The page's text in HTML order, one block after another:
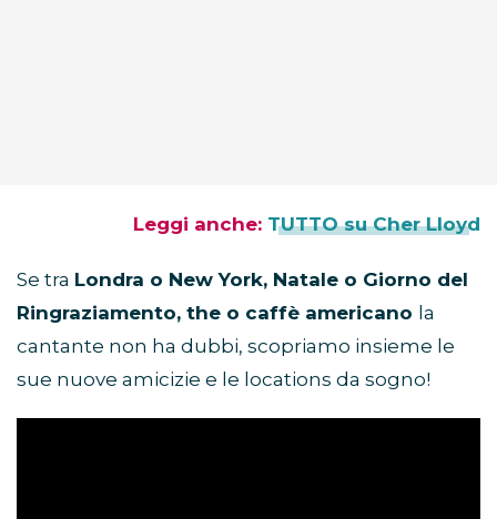
Leggi anche: TUTTO su Cher Lloyd
Se tra Londra o New York, Natale o Giorno del
Ringraziamento, the o caffè americano la
cantante non ha dubbi, scopriamo insieme le
sue nuove amicizie e le locations da sogno!